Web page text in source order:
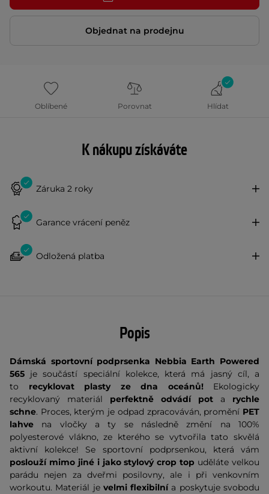
Objednat na prodejnu
Oblíbené Porovnat Hlídat
K nákupu získáváte
Záruka 2 roky
Garance vrácení peněz
Odložená platba
Popis
Dámská sportovní podprsenka Nebbia Earth Powered
565 je součástí speciální kolekce, která má jasný cíl, a
to recyklovat plasty ze dna oceánů! Ekologicky
recyklovaný materiál perfektně odvádí pot a rychle
schne. Proces, kterým je odpad zpracováván, promění PET
lahve na vločky a ty se následně změní na 100%
polyesterové vlákno, ze kterého se vytvořila tato skvělá
aktivní kolekce! Se sportovní podprsenkou, která vám
poslouží mimo jiné i jako stylový crop top uděláte velkou
parádu nejen za dveřmi posilovny, ale i při venkovním
workoutu. Materiál je velmi flexibilní a poskytuje svobodu